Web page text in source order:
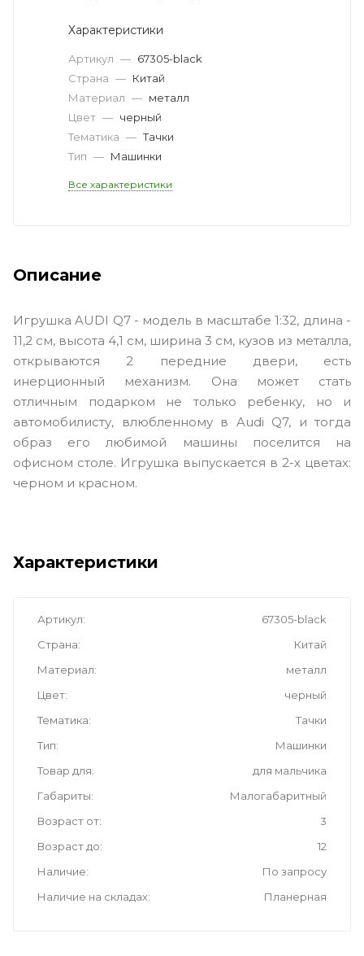
Характеристики
Артикул — 67305-black
Страна — Китай
Материал — металл
Цвет — черный
Тематика — Тачки
Тип — Машинки
Все характеристики
Описание
Игрушка AUDI Q7 - модель в масштабе 1:32, длина -
11,2 см, высота 4,1 см, ширина 3 см, кузов из металла,
открываются 2 передние двери, есть
инерционный механизм. Она может стать
отличным подарком не только ребенку, но и
автомобилисту, влюбленному в Audi Q7, и тогда
образ его любимой машины поселится на
офисном столе. Игрушка выпускается в 2-х цветах:
черном и красном.
Характеристики
Артикул
67305-black
Страна
Китай
Материал
металл
Цвет
черный
Тематика
Тачки
Тип
Машинки
Товар для
для мальчика
Габариты
Малогабаритный
Возраст от
3
Возраст до
12
Наличие
По запросу
Наличие на складах
Планерная